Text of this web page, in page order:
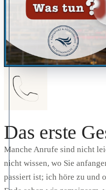
Das erste
Manche Anrufe sind nicht
nicht wissen, wo Sie
passiert ist; ich höre zu und